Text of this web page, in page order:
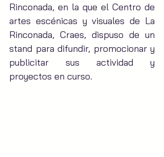
Rinconada, en la que el Centro de
artes escénicas y visuales de La
Rinconada, Craes, dispuso de un
stand para difundir, promocionar y
publicitar sus actividad y
proyectos en curso.